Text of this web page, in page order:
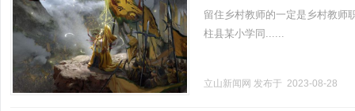
留住乡村教师的一定是乡村教
柱县某小学同......
立山新闻网 发布于 2023-08-28